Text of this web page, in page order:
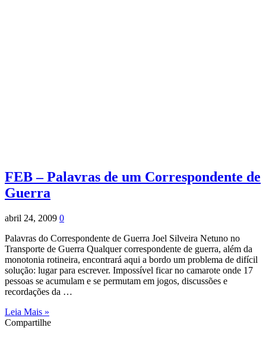
FEB – Palavras de um Correspondente de
Guerra
abril 24, 2009 0
Palavras do Correspondente de Guerra Joel Silveira Netuno no
Transporte de Guerra Qualquer correspondente de guerra, além da
monotonia rotineira, encontrará aqui a bordo um problema de difícil
solução: lugar para escrever. Impossível ficar no camarote onde 17
pessoas se acumulam e se permutam em jogos, discussões e
recordações da …
Leia Mais »
Compartilhe